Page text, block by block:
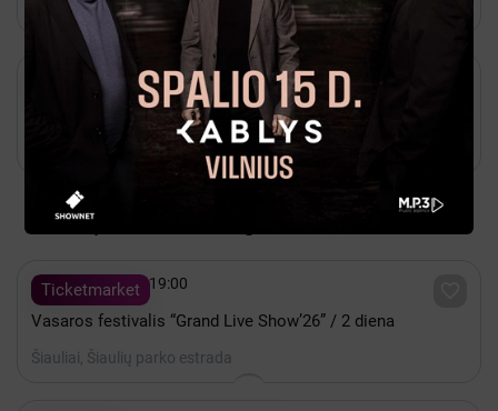
Kaunas, Kauno Žalgirio arena
Paysera
Rugpjūtis 21 - 23
Neapleisti Garsai '26
Kaunas, Kauno geležinkelio stotis
Populiariausi renginiai Visa Lietuva
Ticketmarket
 Rugpjūtis 08 - 19:00
Vasaros festivalis “Grand Live Show’26” / 2 diena
Šiauliai, Šiaulių parko estrada